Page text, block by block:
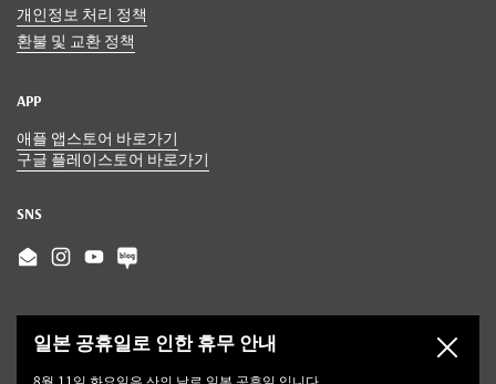
개인정보 처리 정책
환불 및 교환 정책
APP
애플 앱스토어 바로가기
구글 플레이스토어 바로가기
SNS
EmailInstagram
YouTube
일본 공휴일로 인한 휴무 안내
8월 11일 화요일은 산의 날로 일본 공휴일 입니다.
닫기